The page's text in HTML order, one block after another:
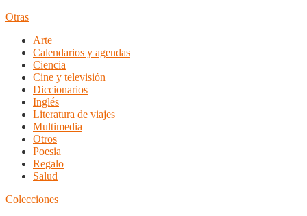
Otras
Arte
Calendarios y agendas
Ciencia
Cine y televisión
Diccionarios
Inglés
Literatura de viajes
Multimedia
Otros
Poesia
Regalo
Salud
Colecciones